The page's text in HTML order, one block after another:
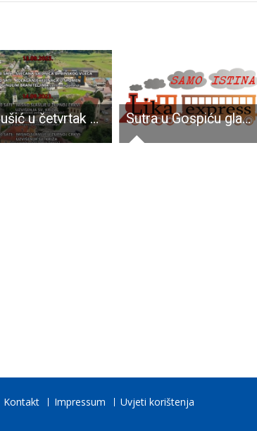
Perušić u četvrtak slavi Križevu i Dan općine Sutra u Gospiću glazbena, predblagdanska poslastica
Kontakt Impressum Uvjeti korištenja